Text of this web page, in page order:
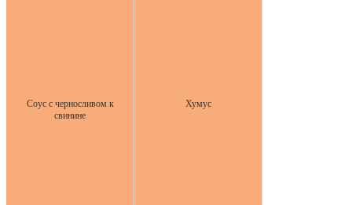
Соус с черносливом к
свинине
Хумус